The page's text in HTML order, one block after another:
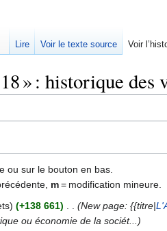
» : historique des
ou sur le bouton en bas.
m= modification mineure.
+138 661 New page: {{titre|
ou économie de la sociét...
Lire Voir le texte source Voir